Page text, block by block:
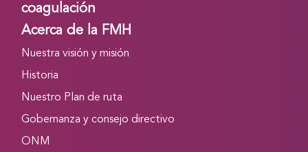
coagulación
Acerca de la FMH
Nuestra visión y misión
Historia
Nuestro Plan de ruta
Gobernanza y consejo directivo
ONM